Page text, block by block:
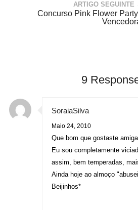
ARTIGO SEGUINTE
Concurso Pink Flower Party
9
SoraiaSilva
Maio 24, 2010
Que bom que gostaste
Eu sou completamente
assim, bem temperadas,
Ainda hoje ao almoço
Beijinhos*